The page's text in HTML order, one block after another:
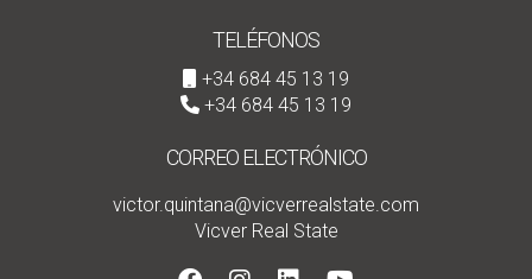
TELÉFONOS
+34 684 45 13 19
+34 684 45 13 19
CORREO ELECTRÓNICO
victor.quintana@vicverrealstate.com
Vicver Real State